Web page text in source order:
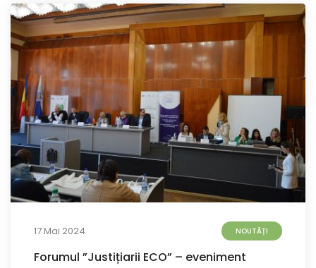
17 Mai 2024 NOUTĂȚI
Forumul ”Justițiarii ECO” – eveniment